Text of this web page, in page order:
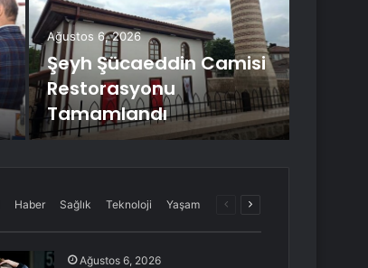
Ağustos 6, 2026
Şeyh Şücaeddin Camisi
Restorasyonu
Tamamlandı
Haber Sağlık Teknoloji Yaşam
ÖncekiSonraki
Ağustos 6, 2026